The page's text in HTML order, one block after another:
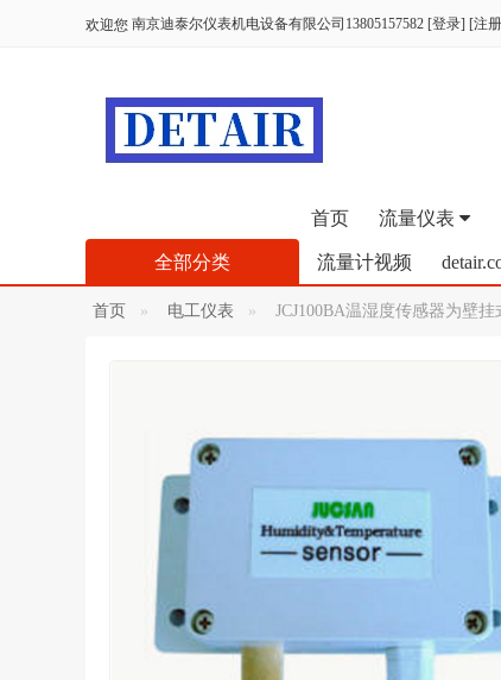
欢迎您 南京迪泰尔仪表机电设备有限公司13805157582 [登录] [注册
首页 流量仪表
流量计视频
全部分类
首页 电工仪表 JCJ100BA温湿度传感器为壁